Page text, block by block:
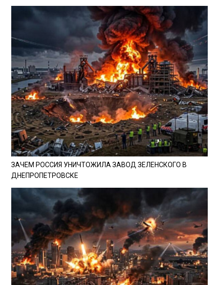
ЗАЧЕМ РОССИЯ УНИЧТОЖИЛА ЗАВОД ЗЕЛЕНСКОГО В
ДНЕПРОПЕТРОВСКЕ